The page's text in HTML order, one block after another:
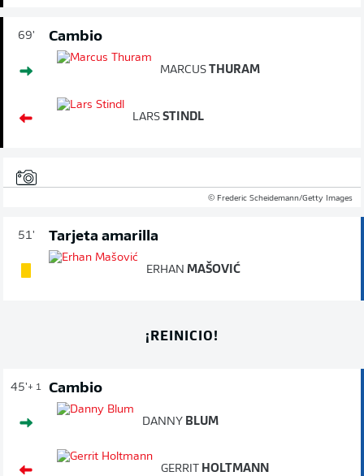
69' Cambio
MARCUS THURAM
LARS STINDL
© Frederic Scheidemann/Getty Images
51' Tarjeta amarilla
ERHAN MAŠOVIĆ
¡REINICIO!
45'+ 1 Cambio
DANNY BLUM
GERRIT HOLTMANN